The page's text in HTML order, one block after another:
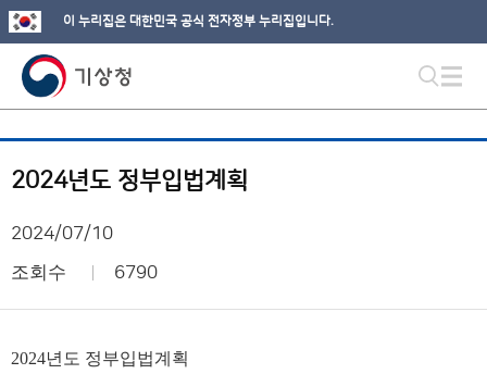
이 누리집은 대한민국 공식 전자정부 누리집입니다.
2024년도 정부입법계획
2024/07/10
조회수 6790
2024년도 정부입법계획